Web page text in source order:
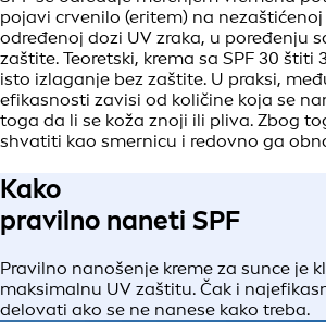
pojavi crvenilo (eritem) na
određenoj dozi UV zraka, u poređenju
zaštite. Teoretski, krema sa SPF 30 štiti
isto izlaganje bez zaštite. U praksi,
efikasnosti zavisi od količine koja se
toga da li se koža znoji ili pliva. Zbog
shvatiti kao smernicu i redovno ga
Kako
pravilno naneti SPF
Pravilno nanošenje kreme za sunce je
maksimalnu UV zaštitu. Čak i
delovati ako se ne nanese kako treba.